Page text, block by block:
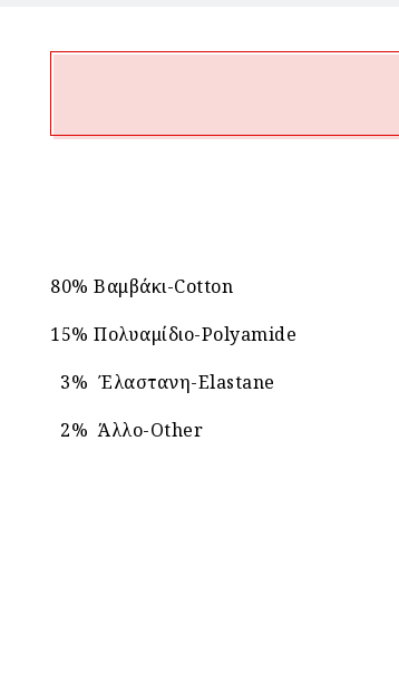
80% Βαμβάκι-Cotton
15% Πολυαμίδιο-Polyamide
3% Έλαστανη-Elastane
2% Άλλο-Other